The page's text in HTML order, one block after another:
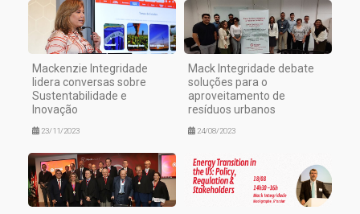
Mackenzie Integridade
lidera conversas sobre
Sustentabilidade e
Inovação
23/11/2023
Mack Integridade debate
soluções para o
aproveitamento de
resíduos urbanos
24/08/2023